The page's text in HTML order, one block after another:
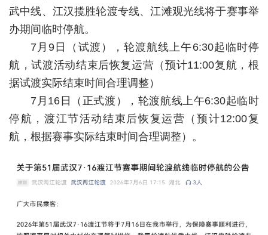
世相
环球
专题
极客圈
经济
城建
健康
悠游
相亲
武中线、江汉揽胜轮渡专线、江滩观光线将于赛事举
办期间临时停航。
7月9日（试渡），轮渡航线上午6:30起临时停
航，试渡活动结束后恢复运营（预计11:00复航，根
据试渡实际结束时间合理调整）
7月16日（正式渡），轮渡航线上午6:30起临时
停航，渡江节活动结束后恢复运营（预计12:00复
航，根据赛事实际结束时间合理调整）。